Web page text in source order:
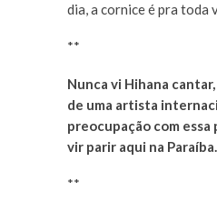
dia, a cornice é pra toda
**
Nunca vi Hihana
de uma artista
preocupação com essa
vir parir aqui na Paraíba.
**